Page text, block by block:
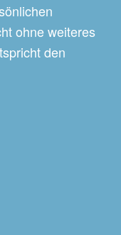
ohne weiteres
den